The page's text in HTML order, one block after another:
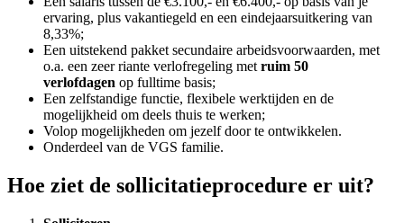
ervaring, plus vakantiegeld en een eindejaarsuitkering van
8,33%;
Een uitstekend pakket secundaire arbeidsvoorwaarden, met
o.a. een zeer riante verlofregeling met ruim 50
verlofdagen op fulltime basis;
Een zelfstandige functie, flexibele werktijden en de
mogelijkheid om deels thuis te werken;
Volop mogelijkheden om jezelf door te ontwikkelen.
Onderdeel van de VGS familie.
Hoe ziet de sollicitatieprocedure er uit?